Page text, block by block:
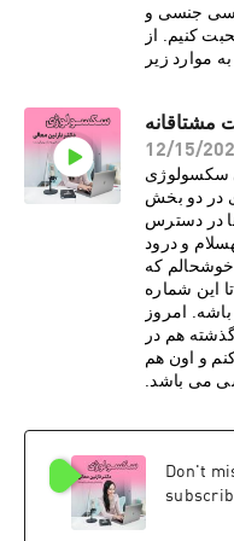
جنسی و
کنیم. از
موارد زیر
رابطه جنسی
ما می
را تعیین
های جنسی
در نوع
دکتر
بالینی و
تخصصی در
ایشان در
پذیرای
مطالعات و
رسانه های
آموزش
جنسی:https://www.intimacyrewired.comکد
تخفیف Dr. Moaliما را در صفحات اجتماعی دنبال
12/15/
فارسی سکسولوژی
در دو بخش
در دسترس
و درود
که
این شماره
امروز
هم در
و اون هم
می باشد.
مرتبط با
می تواند
نداشتن
نوعی از
Don't